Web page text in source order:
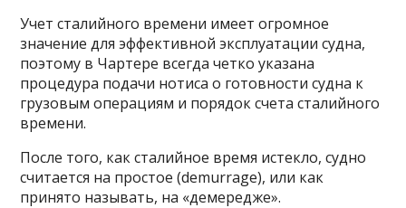
Учет сталийного времени имеет огромное
значение для эффективной эксплуатации судна,
поэтому в Чартере всегда четко указана
процедура подачи нотиса о готовности судна к
грузовым операциям и порядок счета сталийного
времени.
После того, как сталийное время истекло, судно
считается на простое (demurrage), или как
принято называть, на «демередже».